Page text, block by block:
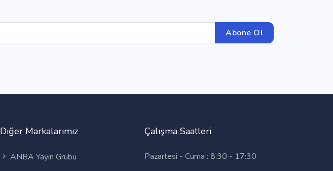
Abone Ol
Diğer Markalarımız
ANBA Yayın Grubu
Çalışma Saatleri
Pazartesi - Cuma : 8:30 - 17:30